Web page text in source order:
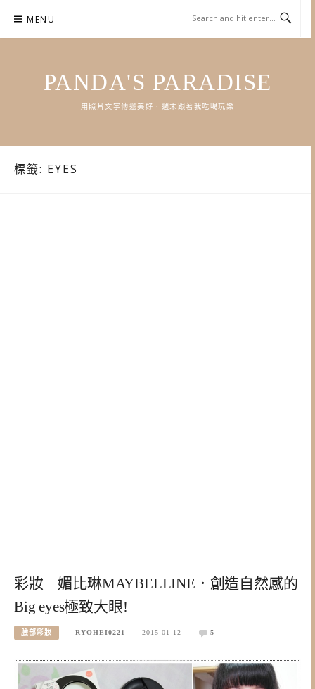
content
MENU
PANDA'S PARADISE
用照片文字傳遞美好．週末跟著我吃喝玩樂
標籤: EYES
彩妝｜媚比琳MAYBELLINE．創造自然感的
Big eyes極致大眼!
臉部彩妝 RYOHEI0221 2015-01-12 5